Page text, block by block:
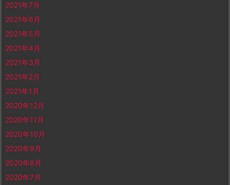
2021年7月
2021年6月
2021年5月
2021年4月
2021年3月
2021年2月
2021年1月
2020年12月
2020年11月
2020年10月
2020年9月
2020年8月
2020年7月